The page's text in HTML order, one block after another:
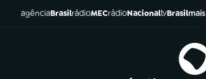
agênciaBrasilrádioMECrádioNacionaltvBrasilmais